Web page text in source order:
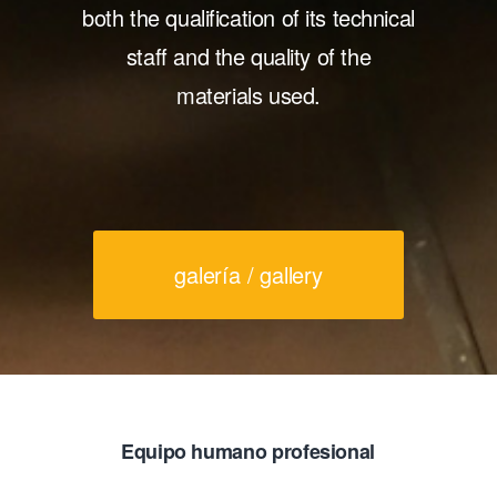
both the qualification of its technical
staff and the quality of the
materials used.
galería / gallery
Equipo humano profesional